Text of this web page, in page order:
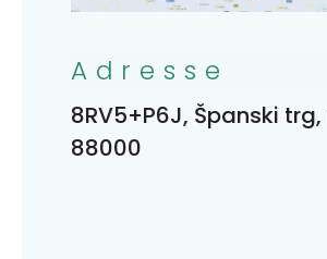
Adresse
8RV5+P6J, Španski
88000